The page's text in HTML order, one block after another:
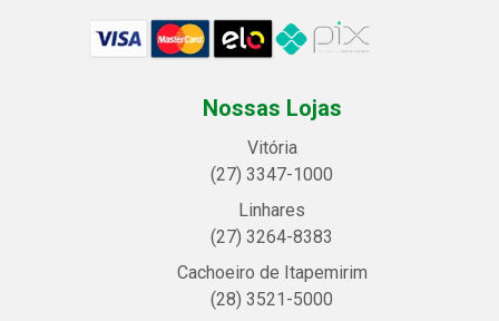
Nossas Lojas
Vitória
(27) 3347-1000
Linhares
(27) 3264-8383
Cachoeiro de Itapemirim
(28) 3521-5000